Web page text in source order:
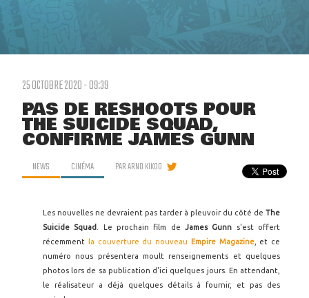
25 OCTOBRE 2020 - 09:39
PAS DE RESHOOTS POUR
THE SUICIDE SQUAD,
CONFIRME JAMES GUNN
NEWS CINÉMA PARARNO KIKOO
Les nouvelles ne devraient pas tarder à pleuvoir du côté de The
Suicide Squad
. Le prochain film deJames Gunn
s'est offert
récemment la couverture du nouveau Empire Magazine, et ce
numéro nous présentera moult renseignements et quelques
photos lors de sa publication d'ici quelques jours. En attendant,
le réalisateur a déjà quelques détails à fournir, et pas des